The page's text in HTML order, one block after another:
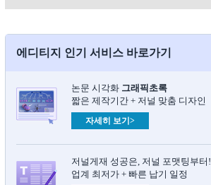
에디티지 인기 서비스 바로가기
논문 시각화 그래픽초록​
짧은 제작기간 + 저널 맞춤 디자인
자세히 보기>
저널게재 성공은, 저널 포맷팅부터!
업계 최저가 + 빠른 납기 일정